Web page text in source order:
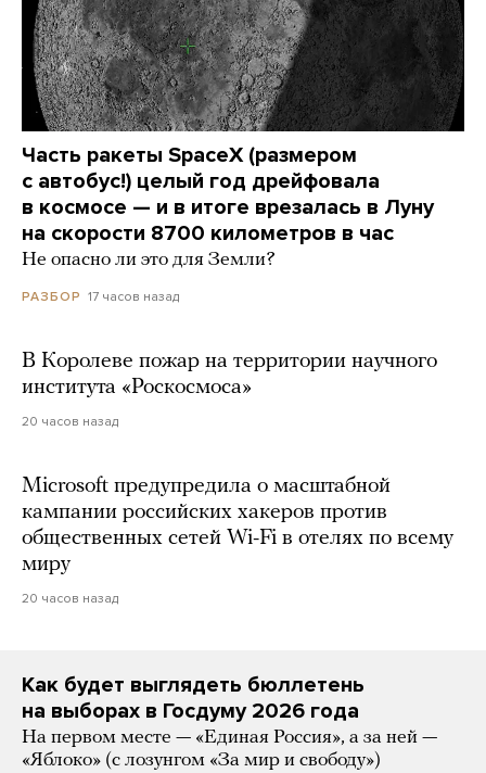
Часть ракеты SpaceX (размером
с автобус!) целый год дрейфовала
в космосе — и в итоге врезалась в Луну
на скорости 8700 километров в час
Не опасно ли это для Земли?
РАЗБОР 17 часов назад
В Королеве пожар на территории научного
института «Роскосмоса»
20 часов назад
Microsoft предупредила о масштабной
кампании российских хакеров против
общественных сетей Wi-Fi в отелях по всему
миру
20 часов назад
Как будет выглядеть бюллетень
на выборах в Госдуму 2026 года
На первом месте — «Единая Россия», а за ней —
«Яблоко» (с лозунгом «За мир и свободу»)